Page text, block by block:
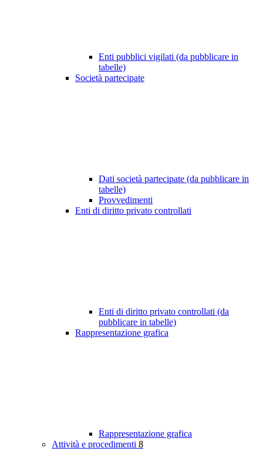
Enti pubblici vigilati (da pubblicare in
tabelle)
Società partecipate
Dati società partecipate (da pubblicare in
tabelle)
Provvedimenti
Enti di diritto privato controllati
Enti di diritto privato controllati (da
pubblicare in tabelle)
Rappresentazione grafica
Rappresentazione grafica
Attività e procedimenti 8